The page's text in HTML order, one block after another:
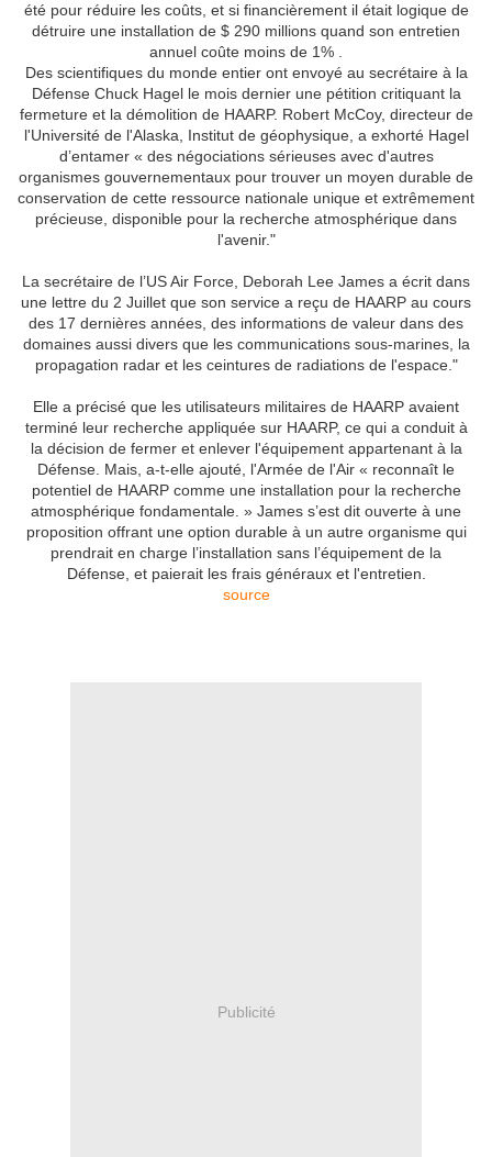
été pour réduire les coûts, et si financièrement il était logique de
détruire une installation de $ 290 millions quand son entretien
annuel coûte moins de 1% .
Des scientifiques du monde entier ont envoyé au secrétaire à la
Défense Chuck Hagel le mois dernier une pétition critiquant la
fermeture et la démolition de HAARP. Robert McCoy, directeur de
l'Université de l'Alaska, Institut de géophysique, a exhorté Hagel
d’entamer « des négociations sérieuses avec d'autres
organismes gouvernementaux pour trouver un moyen durable de
conservation de cette ressource nationale unique et extrêmement
précieuse, disponible pour la recherche atmosphérique dans
l'avenir."
La secrétaire de l’US Air Force, Deborah Lee James a écrit dans
une lettre du 2 Juillet que son service a reçu de HAARP au cours
des 17 dernières années, des informations de valeur dans des
domaines aussi divers que les communications sous-marines, la
propagation radar et les ceintures de radiations de l'espace."
Elle a précisé que les utilisateurs militaires de HAARP avaient
terminé leur recherche appliquée sur HAARP, ce qui a conduit à
la décision de fermer et enlever l'équipement appartenant à la
Défense. Mais, a-t-elle ajouté, l'Armée de l'Air « reconnaît le
potentiel de HAARP comme une installation pour la recherche
atmosphérique fondamentale. » James s’est dit ouverte à une
proposition offrant une option durable à un autre organisme qui
prendrait en charge l’installation sans l’équipement de la
Défense, et paierait les frais généraux et l'entretien.
source
Publicité